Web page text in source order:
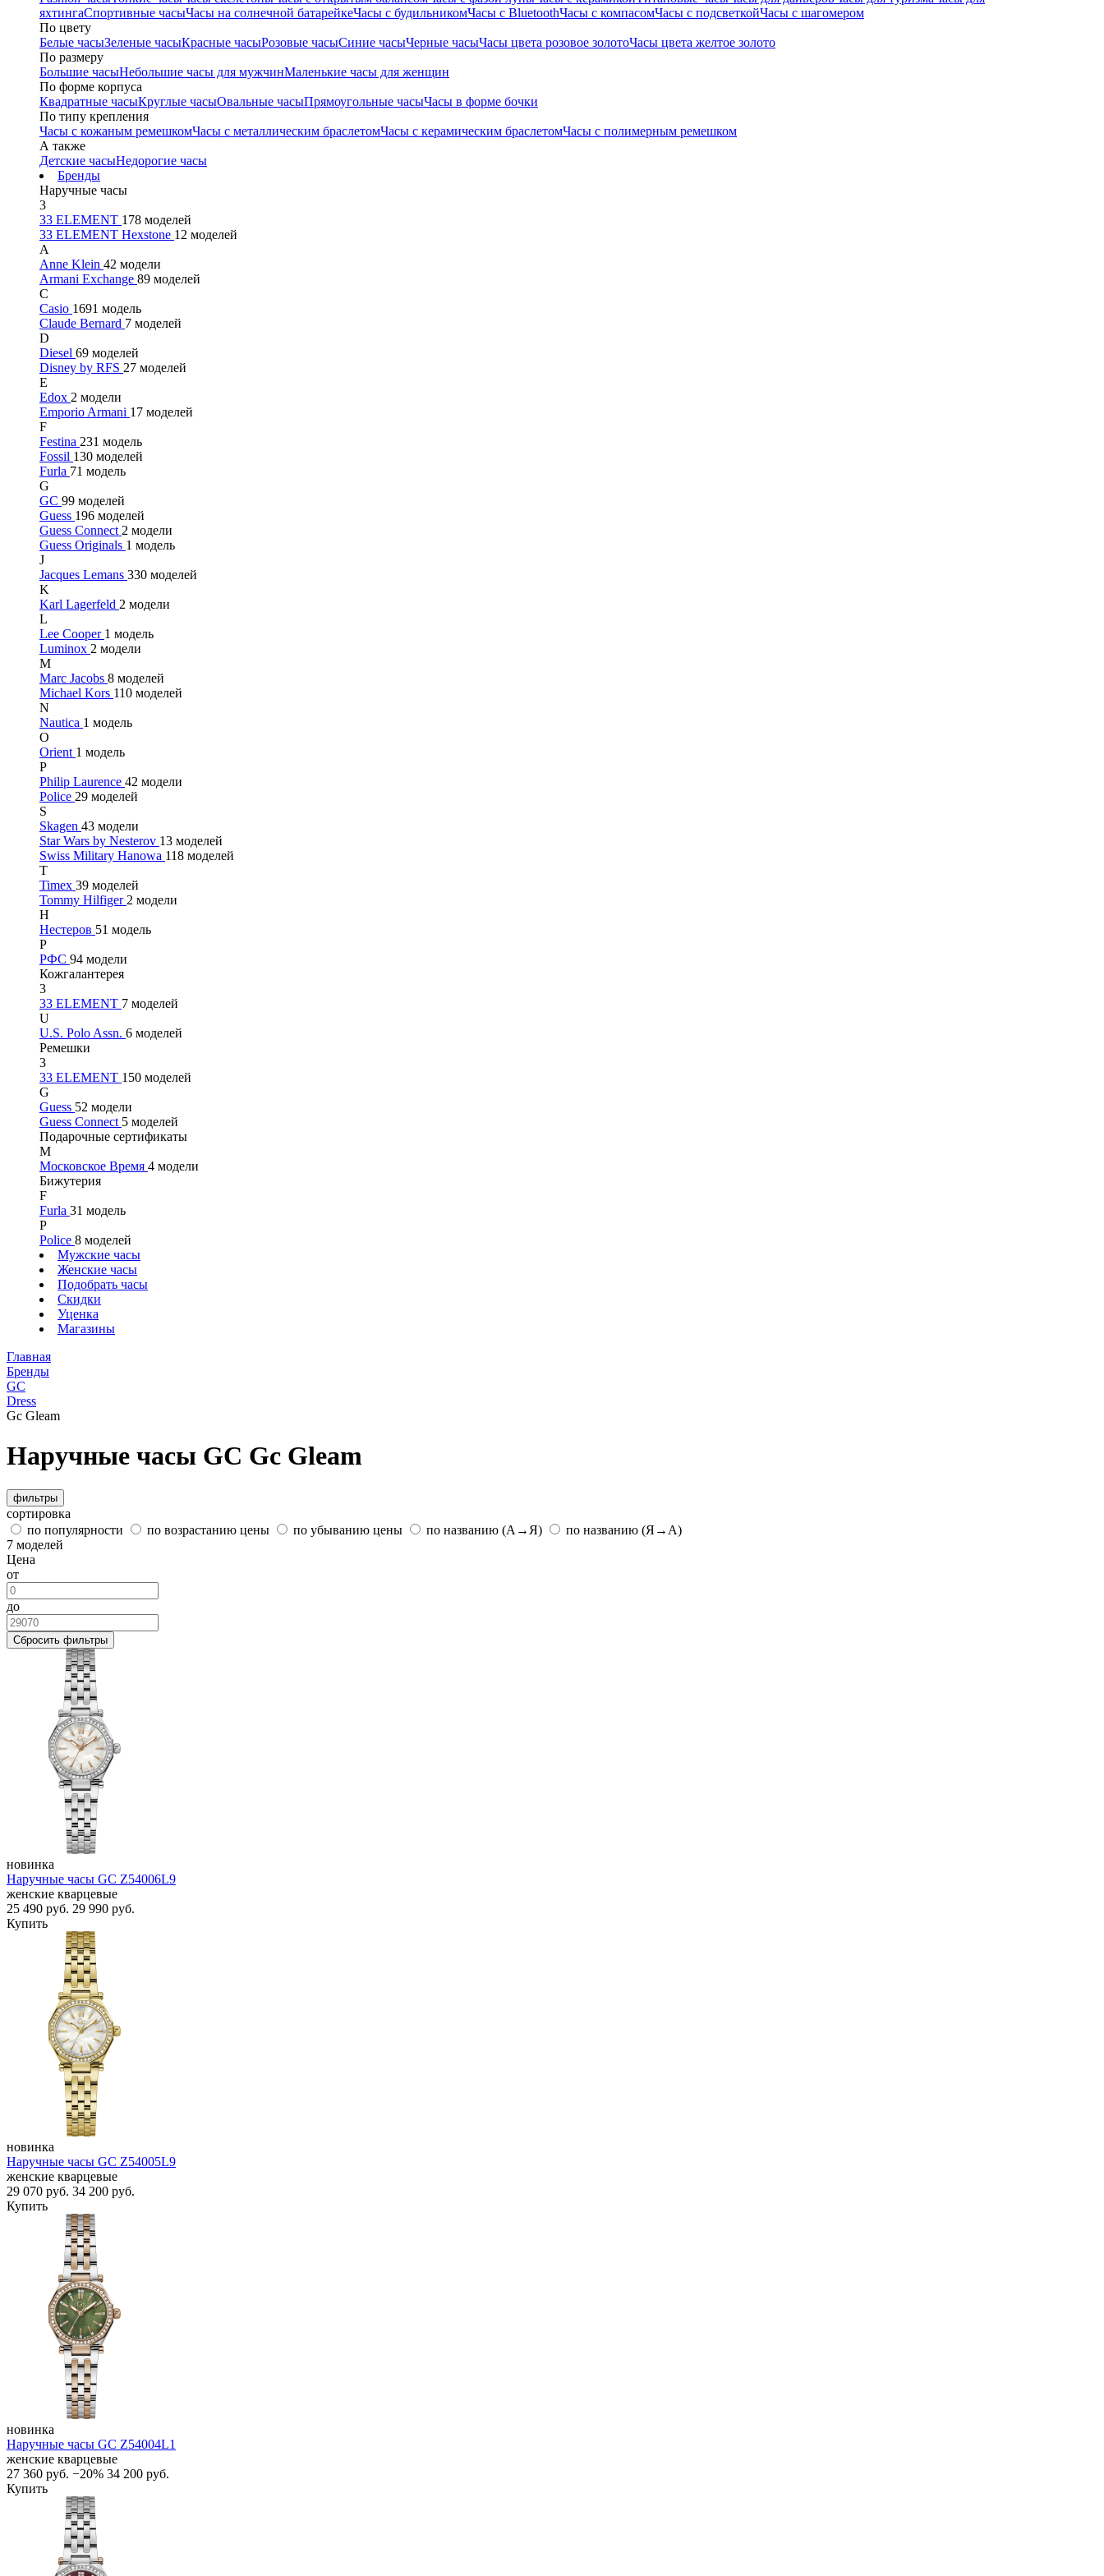
яхтингаСпортивные часыЧасы на солнечной батарейкеЧасы с будильникомЧасы с BluetoothЧасы с компасомЧасы с подсветкойЧасы с шагомером
По цвету
Белые часыЗеленые часыКрасные часыРозовые часыСиние часыЧерные часыЧасы цвета розовое золотоЧасы цвета желтое золото
По размеру
Большие часыНебольшие часы для мужчинМаленькие часы для женщин
По форме корпуса
Квадратные часыКруглые часыОвальные часыПрямоугольные часыЧасы в форме бочки
По типу крепления
Часы с кожаным ремешкомЧасы с металлическим браслетомЧасы с керамическим браслетомЧасы с полимерным ремешком
А также
Детские часыНедорогие часы
Бренды
Наручные часы
3
33 ELEMENT 178 моделей
33 ELEMENT Hexstone 12 моделей
A
Anne Klein 42 модели
Armani Exchange 89 моделей
C
Casio 1691 модель
Claude Bernard 7 моделей
D
Diesel 69 моделей
Disney by RFS 27 моделей
E
Edox 2 модели
Emporio Armani 17 моделей
F
Festina 231 модель
Fossil 130 моделей
Furla 71 модель
G
GC 99 моделей
Guess 196 моделей
Guess Connect 2 модели
Guess Originals 1 модель
J
Jacques Lemans 330 моделей
K
Karl Lagerfeld 2 модели
L
Lee Cooper 1 модель
Luminox 2 модели
M
Marc Jacobs 8 моделей
Michael Kors 110 моделей
N
Nautica 1 модель
O
Orient 1 модель
P
Philip Laurence 42 модели
Police 29 моделей
S
Skagen 43 модели
Star Wars by Nesterov 13 моделей
Swiss Military Hanowa 118 моделей
T
Timex 39 моделей
Tommy Hilfiger 2 модели
Н
Нестеров 51 модель
Р
РФС 94 модели
Кожгалантерея
3
33 ELEMENT 7 моделей
U
U.S. Polo Assn. 6 моделей
Ремешки
3
33 ELEMENT 150 моделей
G
Guess 52 модели
Guess Connect 5 моделей
Подарочные сертификаты
М
Московское Время 4 модели
Бижутерия
F
Furla 31 модель
P
Police 8 моделей
Мужские часы
Женские часы
Подобрать часы
Скидки
Уценка
Магазины
Главная
Бренды
GC
Dress
Gc Gleam
Наручные часы GC Gc Gleam
фильтры
сортировка
по популярности
по возрастанию цены по убыванию цены по названию (А→Я)
по названию (Я→А)
7 моделей
Цена
от
до
Сбросить фильтры
новинка
Наручные часы GC Z54006L9
женские кварцевые
25 490 руб. 29 990 руб.
Купить
новинка
Наручные часы GC Z54005L9
женские кварцевые
29 070 руб. 34 200 руб.
Купить
новинка
Наручные часы GC Z54004L1
женские кварцевые
27 360 руб. −20% 34 200 руб.
Купить